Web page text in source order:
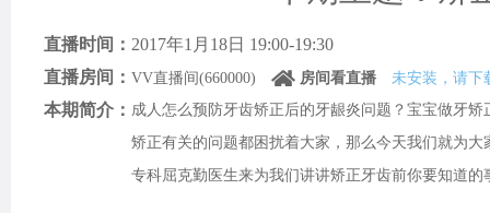
直播时间： 2017年1月18日 19:00-19:30
直播房间： VV直播间(660000) 房间看直播 未安装，请下
本期简介： 成人怎么预防牙齿矫正后的牙龈炎问题？宝宝做牙
矫正有关的问题都困扰着大家，那么今天我们就为
专科屈克勤医生来为我们讲讲矫正牙齿前你要知道的